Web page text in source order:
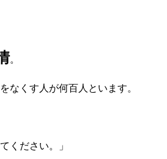
。
なくす人が何百人といます。
ください。」